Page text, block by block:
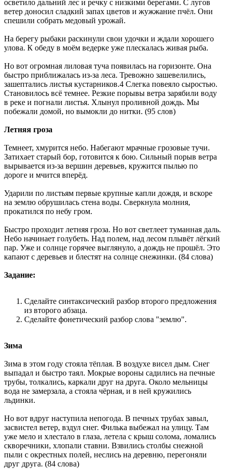
осветило дальний лес и речку с низкими берегами. С лугов
ветер доносил сладкий запах цветов и жужжание пчёл. Они
спешили собрать медовый урожай.
На берегу рыбаки раскинули свои удочки и ждали хорошего
улова. К обеду в моём ведерке уже плескалась живая рыба.
Но вот огромная лиловая туча появилась на горизонте. Она
быстро приближалась из-за леса. Тревожно зашевелились,
зашептались листья кустарников.4 Слегка повеяло сыростью.
Становилось всё темнее. Резкие порывы ветра зарябили воду
в реке и погнали листья. Хлынул проливной дождь. Мы
побежали домой, но вымокли до нитки. (95 слов)
Летняя гроза
Темнеет, хмурится небо. Набегают мрачные грозовые тучи.
Затихает старый бор, готовится к бою. Сильный порыв ветра
вырывается из-за вершин деревьев, кружится пылью по
дороге и мчится вперёд.
Ударили по листьям первые крупные капли дождя, и вскоре
на землю обрушилась стена воды. Сверкнула молния,
прокатился по небу гром.
Быстро проходит летняя гроза. Но вот светлеет туманная даль.
Небо начинает голубеть. Над полем, над лесом плывёт лёгкий
пар. Уже и солнце горячее выглянуло, а дождь не прошёл. Это
капают с деревьев и блестят на солнце снежинки. (84 слова)
Задание:
Сделайте синтаксический разбор второго предложения
из второго абзаца.
Сделайте фонетический разбор слова "землю".
Зима
Зима в этом году стояла тёплая. В воздухе висел дым. Снег
выпадал и быстро таял. Мокрые вороны садились на печные
трубы, толкались, каркали друг на друга. Около мельницы
вода не замерзала, а стояла чёрная, и в ней кружились
льдинки.
Но вот вдруг наступила непогода. В печных трубах завыл,
засвистел ветер, вздул снег. Филька выбежал на улицу. Там
уже мело и хлестало в глаза, летела с крыш солома, ломались
скворечники, хлопали ставни. Взвились столбы снежной
пыли с окрестных полей, неслись на деревню, перегоняли
друг друга. (84 слова)